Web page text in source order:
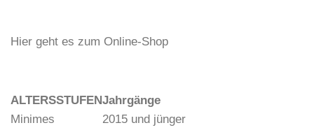
Hier geht es zum Online-Shop
ALTERSSTUFENJahrgänge
Minimes
2015 und jünger